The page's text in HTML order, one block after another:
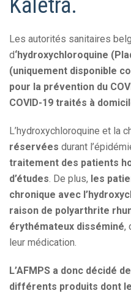
Kaletra.
Les autorités sanitaires
d‘hydroxychloroquine
(uniquement disponible
pour la prévention du
COVID-19 traités à
L’hydroxychloroquine et la
réservées durant
traitement des patients
d’études. De plus, les
chronique avec
raison de polyarthrite
érythémateux disséminé,
leur médication.
L’AFMPS a donc décidé
différents produits dont